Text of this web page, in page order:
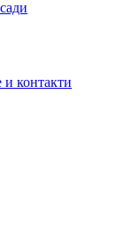
контакти